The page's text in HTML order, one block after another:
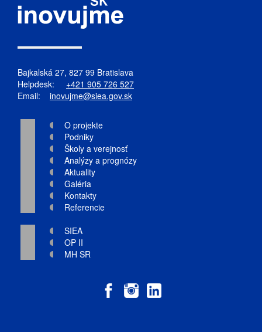
Bajkalská 27, 827 99 Bratislava
Helpdesk: +421 905 726 527
Email: inovujme@siea.gov.sk
O projekte
Podniky
Školy a verejnosť
Analýzy a prognózy
Aktuality
Galéria
Kontakty
Referencie
SIEA
OP II
MH SR